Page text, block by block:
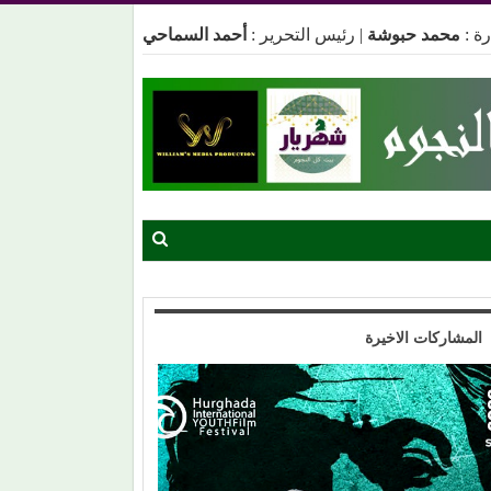
: محمد حبوشة | رئيس التحرير : أحمد السماحي
المشاركات الاخيرة